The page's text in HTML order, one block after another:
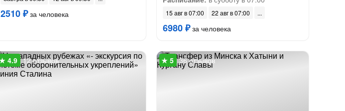
2510 ₽за человека 15 авг в 07:00 22 авг в 07:00
6980 ₽за человека
12 отзывов 36 отзывов